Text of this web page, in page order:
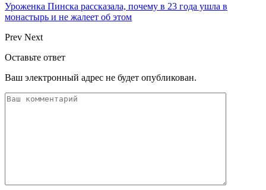
Уроженка Пинска рассказала, почему в 23 года ушла в
монастырь и не жалеет об этом
Prev Next
Оставьте ответ
Ваш электронный адрес не будет опубликован.